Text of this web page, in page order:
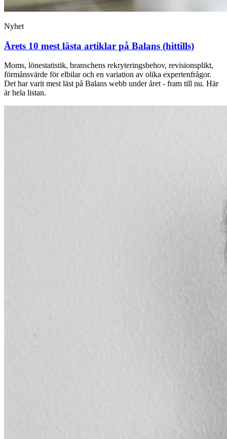
Nyhet
Årets 10 mest lästa artiklar på Balans (hittills)
Moms, lönestatistik, branschens rekryteringsbehov, revisionsplikt,
förmånsvärde för elbilar och en variation av olika expertenfrågor.
Det har varit mest läst på Balans webb under året - fram till nu. Här
är hela listan.